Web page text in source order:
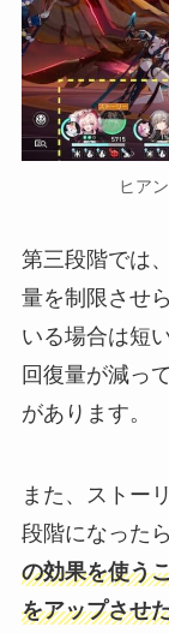
ヒア
第三段階では
量を制限させ
いる場合は短
回復量が減っ
があります。
また、ストー
段階になった
の効果を使う
をアップさせ